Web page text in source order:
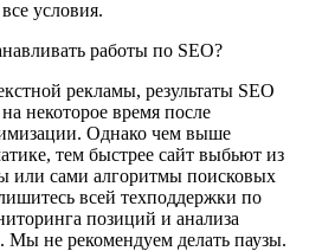
условия.
работы по SEO?
рекламы, результаты SEO
некоторое время после
Однако чем выше
тем быстрее сайт выбьют из
или сами алгоритмы поисковых
всей техподдержки по
позиций и анализа
Мы не рекомендуем делать паузы.